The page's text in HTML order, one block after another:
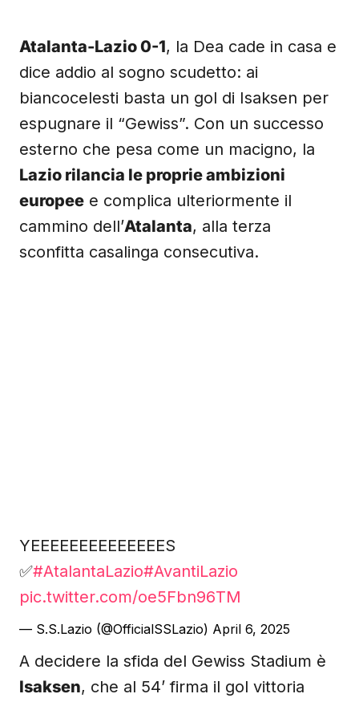
Atalanta-Lazio 0-1, la Dea cade in casa e
dice addio al sogno scudetto: ai
biancocelesti basta un gol di Isaksen per
espugnare il “Gewiss”. Con un successo
esterno che pesa come un macigno, la
Lazio rilancia le proprie ambizioni
europee e complica ulteriormente il
cammino dell’Atalanta, alla terza
sconfitta casalinga consecutiva.
YEEEEEEEEEEEEEES
✅#AtalantaLazio#AvantiLazio
pic.twitter.com/oe5Fbn96TM
— S.S.Lazio (@OfficialSSLazio) April 6, 2025
A decidere la sfida del Gewiss Stadium è
Isaksen, che al 54’ firma il gol vittoria